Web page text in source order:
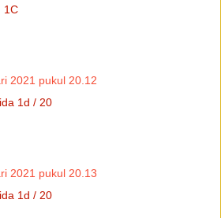
1C
2021 pukul 20.12
1d / 20
2021 pukul 20.13
1d / 20